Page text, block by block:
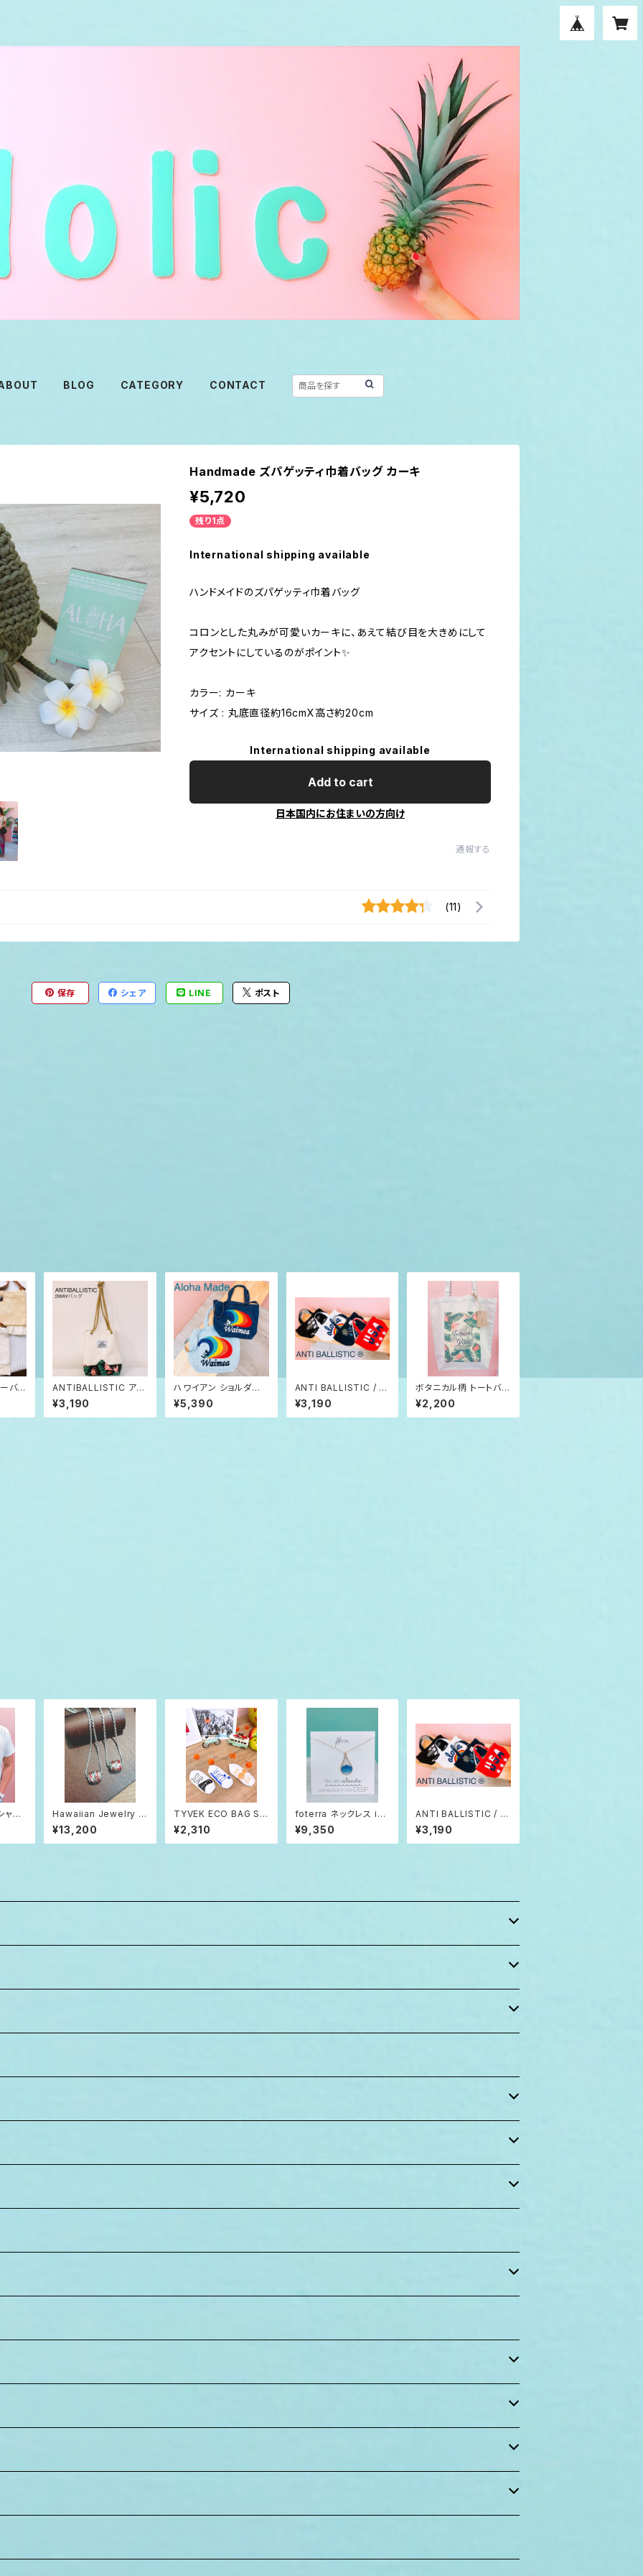
BLOG CATEGORY CONTACT
Handmade ズパゲッティ巾着バッグ カーキ
¥5,720
残り1点
International shipping available
ハンドメイドのズパゲッティ巾着バッグ
コロンとした丸みが可愛いカーキに、あえて結び目を大きめにして
アクセントにしているのがポイント✨
カラー: カーキ
サイズ : 丸底直径約16cmX高さ約20cm
International shipping available
Add to cart
日本国内にお住まいの方向け
通報する
(11)
保存 シェア LINE ポスト
バッ
ANTIBALLISTIC アン
ティバルリスティック 2
WAY バッグ ボックス型
ショルダー
¥3,190
ハワイアン ショルダー
バッグ デニム Waimea
トート 2way
¥5,390
ANTI BALLISTIC / ア
ンティバルリスティック
ミニトート バッグ スウェ
ット パイル
¥3,190
ボタニカル柄 トートバッ
グ
¥2,200
ャツ
Hawaiian Jewelry Si
lver 925 マイレ バレル
ネックレス レッド
¥13,200
TYVEK ECO BAG SU
RFBOARD(タイベック
エコバッグ)
¥2,310
foterra ネックレス isl
ands S
¥9,350
ANTI BALLISTIC / ア
ンティバルリスティック
ミニトート バッグ スウェ
ット パイル
¥3,190